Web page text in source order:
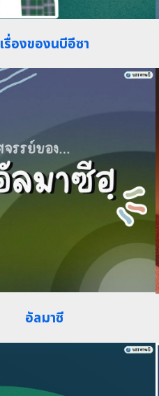
เรื่องของนบีอีซา
อัลมาซี